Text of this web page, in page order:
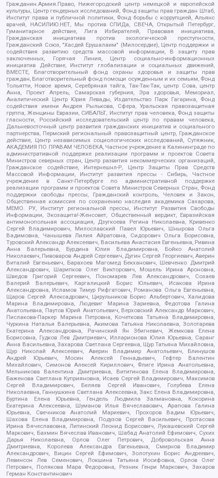
Гражданин.Армия.Право, Нижегородский центр немецкой и европейской
культуры, Центр гендерных исследований, Фонд защиты прав граждан Штаб,
Институт права и публичной политики, Фонд борьбы с коррупцией, Альянс
врачей, НАСИЛИЮ.НЕТ, Мы против СПИДа, СВЕЧА, Открытый Петербург,
Гуманитарное действие, Лига Избирателей, Правовая инициатива,
Гражданская инициатива против экологической преступности,
Гражданский Союз, "Хасдей Ерушалаим" (Милосердие), Центр поддержки и
содействия развитию средств массовой информации, В защиту прав
заключенных, Горячая Линия, Центр социально-информационных
инициатив Действие, Институт глобализации и социальных движений,
ВМЕСТЕ, Благотворительный фонд охраны здоровья и защиты прав
граждан, Благотворительный фонд помощи осужденным и их семьям, Фонд
Тольятти, Новое время, Серебряная тайга, Так-Так-Так, центр Сова, центр
Анна, Проект Апрель, Самарская губерния, Эра здоровья, Мемориал,
Аналитический Центр Юрия Левады, Издательство Парк Гагарина, Фонд
содействия имени Андрея Рылькова, Сфера, Уральская правозащитная
группа, Женщины Евразии, СИБАЛЬТ, Институт прав человека, Фонд защиты
гласности, Российский исследовательский центр по правам человека,
Дальневосточный центр развития гражданских инициатив и социального
партнерства, Пермский региональный правозащитный центр, Гражданское
действие, Центр независимых социологических исследований, Сутяжник,
АКАДЕМИЯ ПО ПРАВАМ ЧЕЛОВЕКА, Частное учреждение в Калининграде по
административной поддержке реализации программ и проектов Совета
Министров северных стран, Центр развития некоммерческих организаций,
Гражданское содействие, Интернешнл-Р, Центр Защиты Прав Средств
Массовой Информации, Институт развития прессы - Сибирь, Частное
учреждение в Санкт-Петербурге по административной поддержке
реализации программ и проектов Совета Министров Северных Стран, Фонд
поддержки свободы прессы, Гражданский контроль, Человек и Закон,
Общественная комиссия по сохранению наследия академика Сахарова,
МЕМО. РУ, Институт региональной прессы, Институт Развития Свободы
Информации, Экозащита!-Женсовет, Общественный вердикт, Евразийская
антимонопольная ассоциация, Дзугкоева Регина Николаевна, Кривенко
Сергей Владимирович, Милославский Павел Юрьевич, Шнырова Ольга
Вадимовна, Чанышева Лилия Айратовна, Сидорович Ольга Борисовна,
Туровский Александр Алексеевич, Васильева Анастасия Евгеньевна, Ривина
Анна Валерьевна, Бурдина Юлия Владимировна, Бойко Анатолий
Николаевич, Пивоваров Андрей Сергеевич, Дугин Сергей Георгиевич, Аверин
Виталий Евгеньевич, Барахоев Магомед Бекханович, Шевченко Дмитрий
Александрович, Шарипков Олег Викторович, Мошель Ирина Ароновна,
Шведов Григорий Сергеевич, Пономарев Лев Александрович, Созаев
Валерий Валерьевич, Каргалицкий Борис Юльевич, Исакова Ирина
Александровна, Исламов Тимур Рифгатович, Романова Ольга Евгеньевна,
Щаров Сергей Алексадрович, Цирульников Борис Альбертович, Халидова
Марина Владимировна, Людевиг Марина Зариевна, Федотова Галина
Анатольевна, Паутов Юрий Анатольевич, Верховский Александр Маркович,
Пислакова-Паркер Марина Петровна, Кочеткова Татьяна Владимировна,
Чуркина Наталья Валерьевна, Акимова Татьяна Николаевна, Золотарева
Екатерина Александровна, Рачинский Ян Збигневич, Жемкова Елена
Борисовна, Гудков Лев Дмитриевич, Илларионова Юлия Юрьевна, Саранг
Анна Васильевна, Захарова Светлана Сергеевна, Щур Татьяна Михайловна,
Щур Николай Алексеевич, Аверин Владимир Анатольевич, Блинушов
Андрей Юрьевич, Мосин Алексей Геннадьевич, Гефтер Валентин
Михайлович, Симонов Алексей Кириллович, Флиге Ирина Анатольевна,
Мельникова Валентина Дмитриевна, Вититинова Елена Владимировна,
Баженова Светлана Куприяновна, Исаев Сергей Владимирович, Максимов
Сергей Владимирович, Беляев Сергей Иванович, Голубева Елена
Николаевна, Ганнушкина Светлана Алексеевна, Закс Елена Владимировна,
Буртина Елена Юрьевна, Гендель Людмила Залмановна, Кокорина
Екатерина Алексеевна, Шуманов Илья Вячеславович, Арапова Галина
Юрьевна, Свечников Анатолий Мариевич, Прохоров Вадим Юрьевич,
Шахова Елена Владимировна, Подузов Сергей Васильевич, Протасова
Ирина Вячеславовна, Литинский Леонид Борисович, Лукашевский Сергей
Маркович, Бахмин Вячеслав Иванович, Шабад Анатолий Ефимович, Сухих
Дарья Николаевна, Орлов Олег Петрович, Добровольская Анна
Дмитриевна, Королева Александра Евгеньевна, Смирнов Владимир
Александрович, Вицин Сергей Ефимович, Золотухин Борис Андреевич,
Левинсон Лев Семенович, Локшина Татьяна Иосифовна, Орлов Олег
Петрович, Полякова Мара Федоровна, Резник Генри Маркович, Захаров
Герман Константинович